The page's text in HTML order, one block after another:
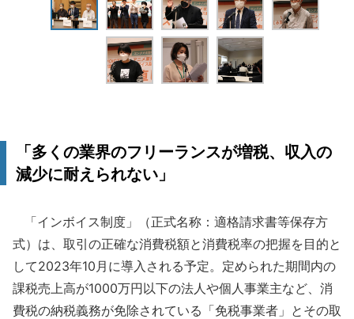
「多くの業界のフリーランスが増税、収入の
減少に耐えられない」
「インボイス制度」（正式名称：適格請求書等保存方
式）は、取引の正確な消費税額と消費税率の把握を目的と
して2023年10月に導入される予定。定められた期間内の
課税売上高が1000万円以下の法人や個人事業主など、消
費税の納税義務が免除されている「免税事業者」とその取